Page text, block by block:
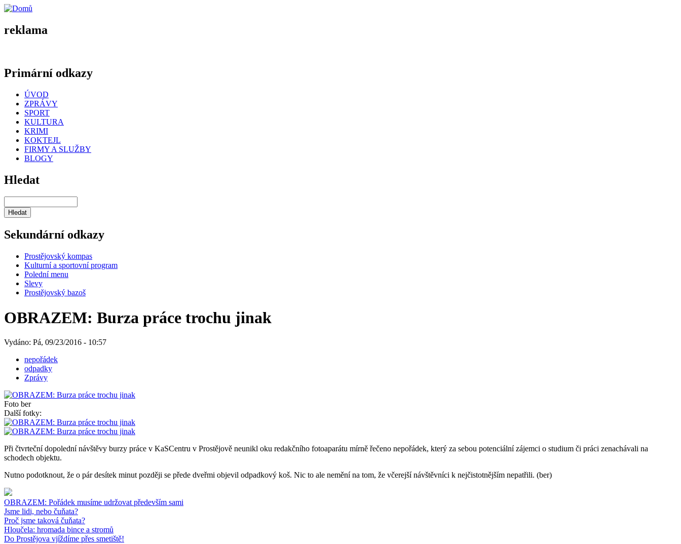
reklama
Primární odkazy
ÚVOD
ZPRÁVY
SPORT
KULTURA
KRIMI
KOKTEJL
FIRMY A SLUŽBY
BLOGY
Hledat
Sekundární odkazy
Prostějovský kompas
Kulturní a sportovní program
Polední menu
Slevy
Prostějovský bazoš
OBRAZEM: Burza práce trochu jinak
Vydáno: Pá, 09/23/2016 - 10:57
nepořádek
odpadky
Zprávy
Foto ber
Další fotky:
Při čtvrteční dopolední návštěvy burzy práce v KaSCentru v Prostějově neunikl oku redakčního fotoaparátu mírně řečeno nepořádek, který za sebou potenciální zájemci o studium či práci zenachávali na
schodech objektu.
Nutno podotknout, že o pár desítek minut později se přede dveřmi objevil odpadkový koš. Nic to ale nemění na tom, že včerejší návštěvníci k nejčistotnějším nepatřili. (ber)
OBRAZEM: Pořádek musíme udržovat především sami
Jsme lidi, nebo čuňata?
Proč jsme taková čuňata?
Hloučela: hromada bince a stromů
Do Prostějova vjíždíme přes smetiště!